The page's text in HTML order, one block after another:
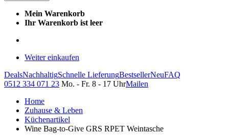
Mein Warenkorb
Ihr Warenkorb ist leer
Weiter einkaufen
DealsNachhaltigSchnelle LieferungBestsellerNeuFAQ
0512 334 071 23 Mo. - Fr. 8 - 17 UhrMailen
Home
Zuhause & Leben
Küchenartikel
Wine Bag-to-Give GRS RPET Weintasche